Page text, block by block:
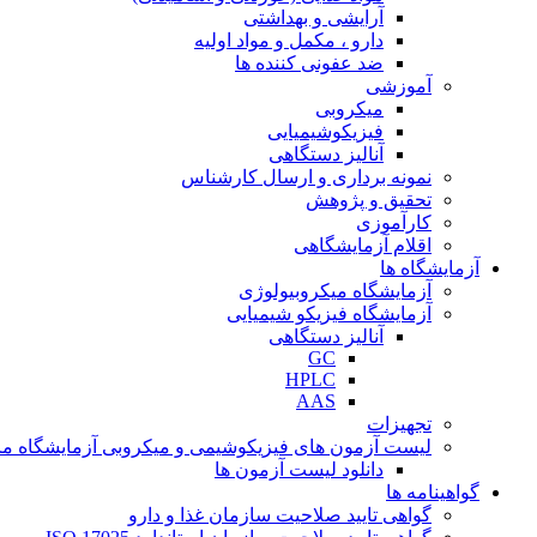
آرایشی و بهداشتی
دارو ، مکمل و مواد اولیه
ضد عفونی کننده ها
آموزشی
میکروبی
فیزیکوشیمیایی
آنالیز دستگاهی
نمونه برداری و ارسال کارشناس
تحقیق و پژوهش
کارآموزی
اقلام آزمایشگاهی
آزمایشگاه ها
آزمایشگاه میکروبیولوژی
آزمایشگاه فیزیکو شیمیایی
آنالیز دستگاهی
GC
HPLC
AAS
تجهیزات
لیست آزمون های فیزیکوشیمی و میکروبی آزمایشگاه
دانلود لیست آزمون ها
گواهینامه ها
گواهی تایید صلاحیت سازمان غذا و دارو